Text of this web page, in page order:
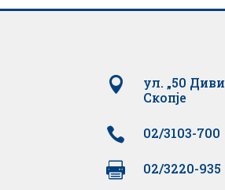

ул. „50
Скопје
 02/3103-700
 02/3220-935